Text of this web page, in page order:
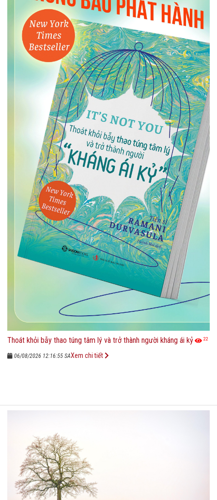
Thoát khỏi bẫy thao túng tâm lý và trở thành người kháng ái kỷ 22
06/08/2026 12:16:55 SAXem chi tiết